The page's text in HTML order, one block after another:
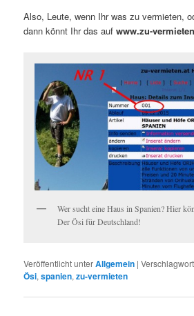
Also, Leute, wenn Ihr was zu vermieten,
dann könnt Ihr das aufwww.zu-
Wer sucht eine Haus in Spanien? Hier
Der Ösi für Deutschland!
Veröffentlicht unterAllgemein |
Ösi,spanien,zu-vermieten